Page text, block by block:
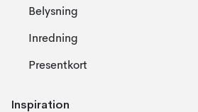
Belysning
Inredning
Presentkort
Inspiration